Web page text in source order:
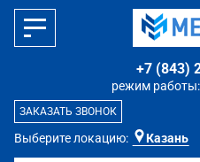
Выберите локацию: Казань
режим работы:
+7 (843)
ЗАКАЗАТЬ ЗВОНОК